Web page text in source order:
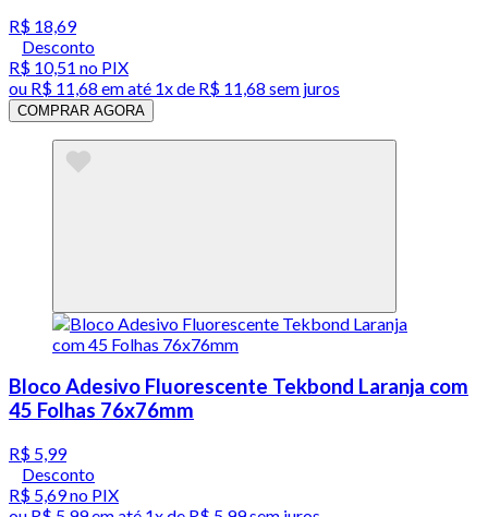
R$ 18,69
Desconto
R$ 10,51 no PIX
ou R$ 11,68 em até 1x de R$ 11,68 sem juros
COMPRAR AGORA
Bloco Adesivo Fluorescente Tekbond Laranja com
45 Folhas 76x76mm
R$ 5,99
Desconto
R$ 5,69no PIX